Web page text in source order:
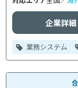
企業詳細
業務システム